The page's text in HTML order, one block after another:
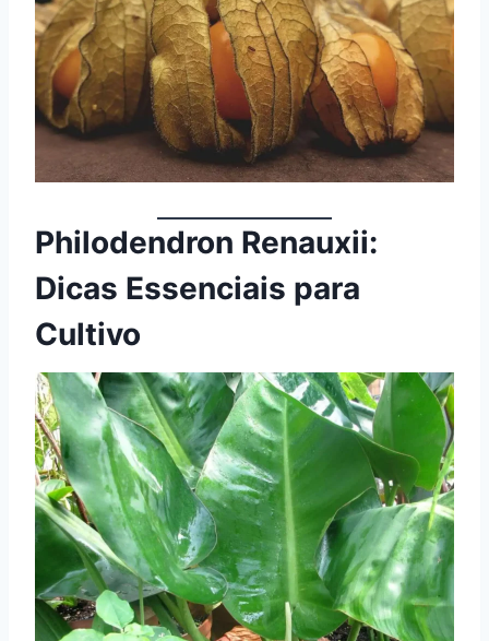
Philodendron Renauxii:
Dicas Essenciais para
Cultivo